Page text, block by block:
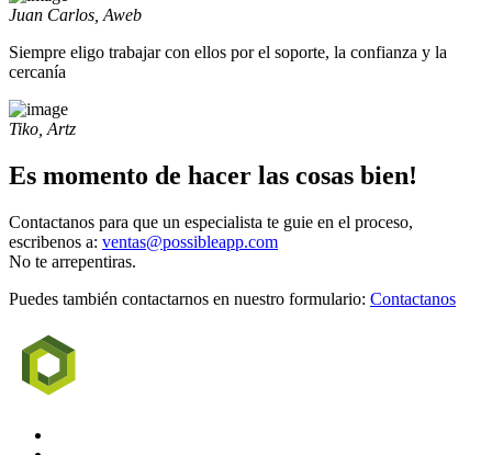
Juan Carlos, Aweb
Siempre eligo trabajar con ellos por el soporte, la confianza y la
cercanía
Tiko, Artz
Es momento de hacer las cosas bien!
Contactanos para que un especialista te guie en el proceso,
escribenos a: ventas@possibleapp.com
No te arrepentiras.
Puedes también contactarnos en nuestro formulario: Contactanos